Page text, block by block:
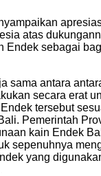
atas
Endek sebagai
sama antara
secara erat
tersebut
Pemerintah
kain Endek
sepenuhnya
yang